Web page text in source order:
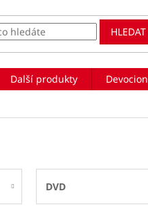
HLEDAT
Další produkty
DVD